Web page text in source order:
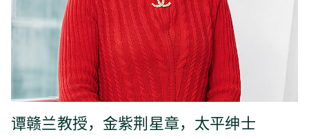
谭赣兰教授，金紫荆星章，太平绅士